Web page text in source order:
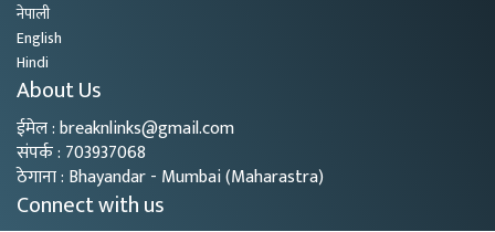
नेपाली
English
Hindi
About Us
ईमेल : breaknlinks@gmail.com
संपर्क : 703937068
ठेगाना : Bhayandar - Mumbai (Maharastra)
Connect with us